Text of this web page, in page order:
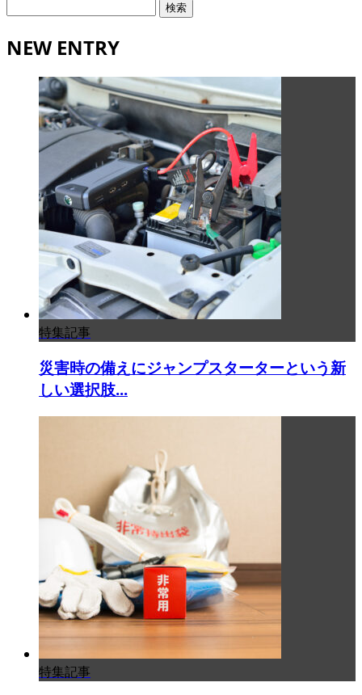
NEW ENTRY
特集記事
災害時の備えにジャンプスターターという新
しい選択肢...
特集記事